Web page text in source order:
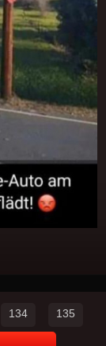
134 135